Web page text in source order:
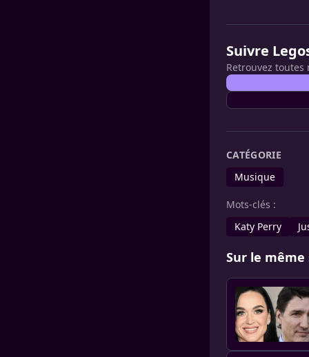
Suivre
Retrouvez toutes
CATÉGORIE
Musique
Mots-clés :
Katy Perry
Sur le